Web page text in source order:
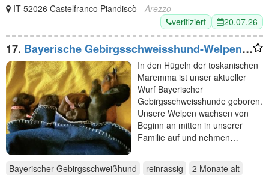
IT-52026 Castelfranco Piandiscò - Arezzo
verifiziert
20.07.26
17. Bayerische Gebirgsschweisshund-Welpen
aus familiärer Aufzucht in der Toskana
In den Hügeln der toskanischen
Maremma ist unser aktueller
Wurf Bayerischer
Gebirgsschweisshunde geboren.
Unsere Welpen wachsen von
Beginn an mitten in unserer
Familie auf und nehmen…
Bayerischer Gebirgsschweißhund reinrassig 2 Monate alt